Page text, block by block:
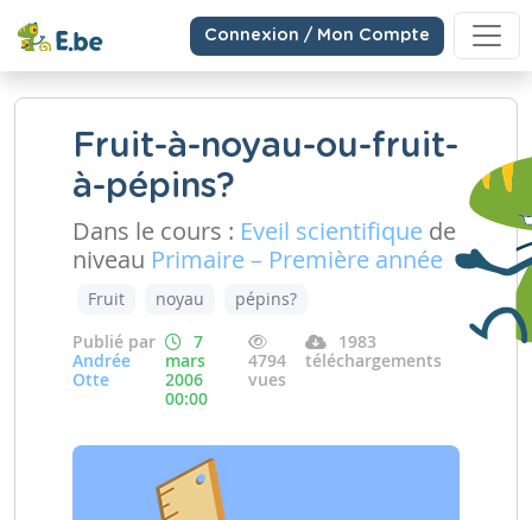
Connexion / Mon Compte
Fruit-à-noyau-ou-fruit-
à-pépins?
Dans le cours : Eveil scientifique de
niveau Primaire – Première année
Fruit noyau
pépins?
Publié par
Andrée
Otte
7
mars
2006
00:00
4794
vues
1983
téléchargements